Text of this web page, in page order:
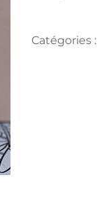
Catégories :